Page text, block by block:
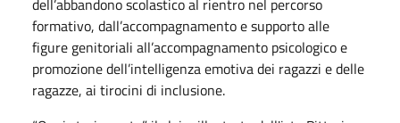
formativo, dall’accompagnamento e supporto alle
figure genitoriali all’accompagnamento psicologico e
promozione dell’intelligenza emotiva dei ragazzi e delle
ragazze, ai tirocini di inclusione.